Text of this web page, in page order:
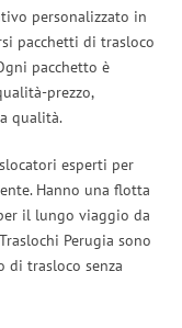
personalizzato in
pacchetti di trasloco
pacchetto è
prezzo,
qualità.
esperti per
Hanno una flotta
il lungo viaggio da
Perugia sono
di trasloco senza